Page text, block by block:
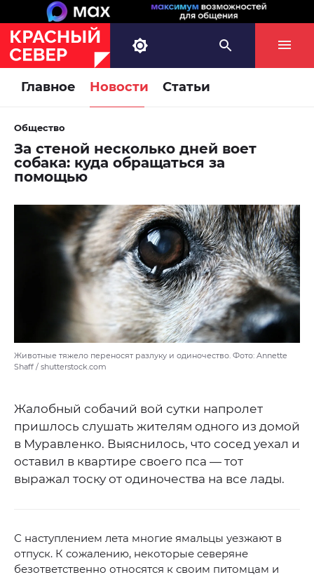
Главное Новости Статьи
Общество
За стеной несколько дней воет
собака: куда обращаться за
помощью
Животные тяжело переносят разлуку и одиночество. Фото: Annette
Shaff / shutterstock.com
Жалобный собачий вой сутки напролет
пришлось слушать жителям одного из домой
в Муравленко. Выяснилось, что сосед уехал и
оставил в квартире своего пса — тот
выражал тоску от одиночества на все лады.
С наступлением лета многие ямальцы уезжают в
отпуск. К сожалению, некоторые северяне
безответственно относятся к своим питомцам и